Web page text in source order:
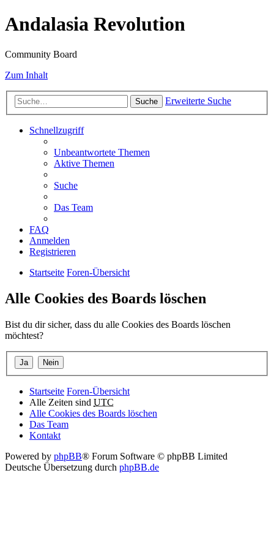
Andalasia Revolution
Community Board
Zum Inhalt
Suche Erweiterte Suche
Schnellzugriff
Unbeantwortete Themen
Aktive Themen
Suche
Das Team
FAQ
Anmelden
Registrieren
Startseite Foren-Übersicht
Alle Cookies des Boards löschen
Bist du dir sicher, dass du alle Cookies des Boards löschen
möchtest?
Startseite Foren-Übersicht
Alle Zeiten sind UTC
Alle Cookies des Boards löschen
Das Team
Kontakt
Powered by phpBB® Forum Software © phpBB Limited
Deutsche Übersetzung durch phpBB.de